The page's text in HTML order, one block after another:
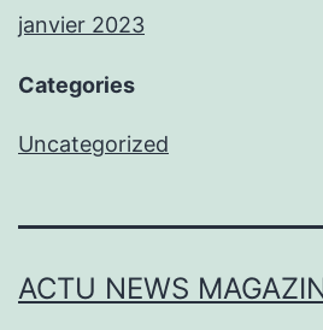
janvier 2023
Categories
Uncategorized
ACTU NEWS